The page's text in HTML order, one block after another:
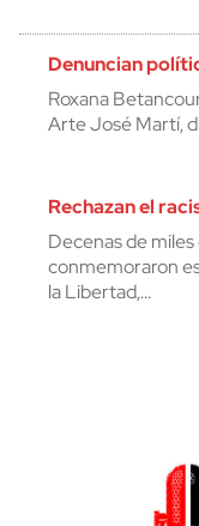
Denuncian
Roxana
Arte José Martí,
Rechazan el
Decenas de
conmemoraron
la Libertad,…